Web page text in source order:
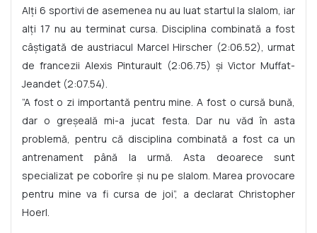
Alți 6 sportivi de asemenea nu au luat startul la slalom, iar
alți 17 nu au terminat cursa. Disciplina combinată a fost
câștigată de austriacul Marcel Hirscher (2:06.52), urmat
de francezii Alexis Pinturault (2:06.75) și Victor Muffat-
Jeandet (2:07.54).
”A fost o zi importantă pentru mine. A fost o cursă bună,
dar o greșeală mi-a jucat festa. Dar nu văd în asta
problemă, pentru că disciplina combinată a fost ca un
antrenament până la urmă. Asta deoarece sunt
specializat pe coborîre și nu pe slalom. Marea provocare
pentru mine va fi cursa de joi”, a declarat Christopher
Hoerl.